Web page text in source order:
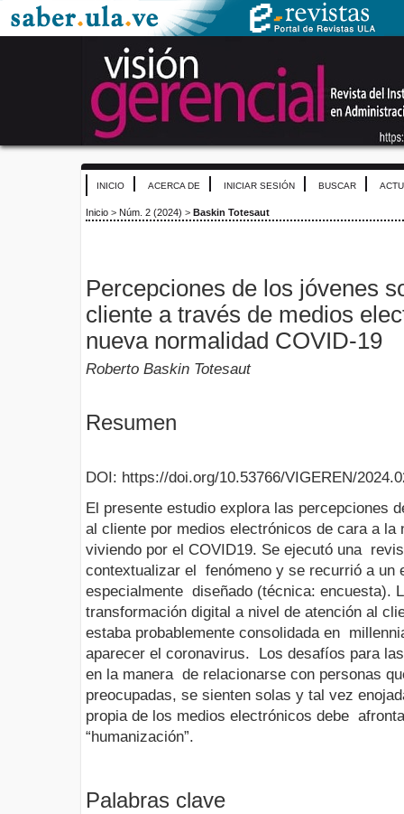
INICIO ACERCA DE INICIAR SESIÓN BUSCAR
Inicio > Núm. 2 (2024) > Baskin Totesaut
Percepciones de los jóvenes
cliente a través de medios
nueva normalidad COVID-19
Roberto Baskin Totesaut
Resumen
DOI: https://doi.org/10.53766/VIGEREN/
El presente estudio explora las percepciones
al cliente por medios electrónicos de cara a
viviendo por el COVID19. Se ejecutó una
contextualizar el fenómeno y se recurrió a un
especialmente diseñado (técnica: encuesta).
transformación digital a nivel de atención al
estaba probablemente consolidada en
aparecer el coronavirus. Los desafíos para
en la manera de relacionarse con personas
preocupadas, se sienten solas y tal vez
propia de los medios electrónicos debe
“humanización”.
Palabras clave